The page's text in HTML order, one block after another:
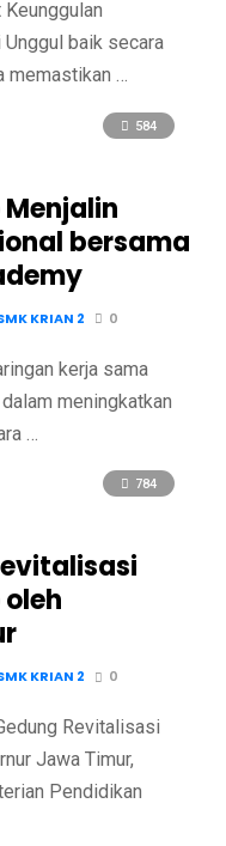
baik secara
memastikan …
584
Menjalin
bersama
KRIAN 2 0
kerja sama
meningkatkan
…
784
KRIAN 2 0
Revitalisasi
Jawa Timur,
Pendidikan